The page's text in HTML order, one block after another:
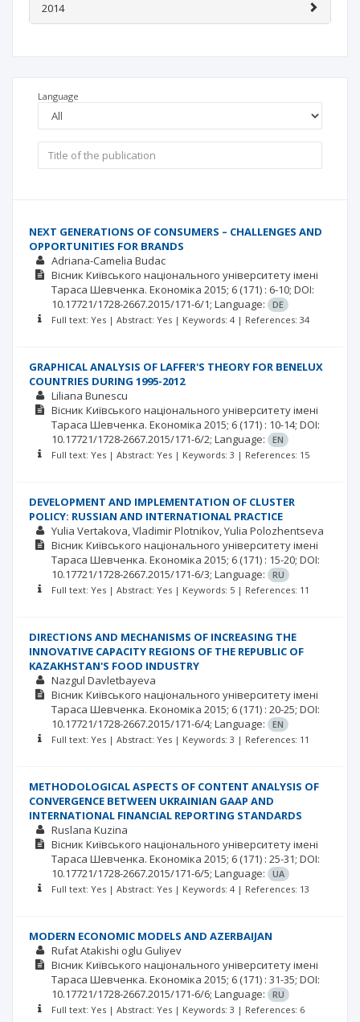
2014
Language
NEXT GENERATIONS OF CONSUMERS – CHALLENGES AND
OPPORTUNITIES FOR BRANDS
Adriana-Camelia Budac
Вісник Київського національного університету імені
Тараса Шевченка. Економіка 2015; 6 (171) : 6-10; DOI:
10.17721/1728-2667.2015/171-6/1; Language:
DE
Full text: Yes | Abstract: Yes | Keywords: 4 | References: 34
GRAPHICAL ANALYSIS OF LAFFER'S THEORY FOR BENELUX
COUNTRIES DURING 1995-2012
Liliana Bunescu
Вісник Київського національного університету імені
Тараса Шевченка. Економіка 2015; 6 (171) : 10-14; DOI:
10.17721/1728-2667.2015/171-6/2; Language:
EN
Full text: Yes | Abstract: Yes | Keywords: 3 | References: 15
DEVELOPMENT AND IMPLEMENTATION OF CLUSTER
POLICY: RUSSIAN AND INTERNATIONAL PRACTICE
Yulia Vertakova Vladimir Plotnikov Yulia Polozhentseva
Вісник Київського національного університету імені
Тараса Шевченка. Економіка 2015; 6 (171) : 15-20; DOI:
10.17721/1728-2667.2015/171-6/3; Language:
RU
Full text: Yes | Abstract: Yes | Keywords: 5 | References: 11
DIRECTIONS AND MECHANISMS OF INCREASING THE
INNOVATIVE CAPACITY REGIONS OF THE REPUBLIC OF
KAZAKHSTAN'S FOOD INDUSTRY
Nazgul Davletbayeva
Вісник Київського національного університету імені
Тараса Шевченка. Економіка 2015; 6 (171) : 20-25; DOI:
10.17721/1728-2667.2015/171-6/4; Language:
EN
Full text: Yes | Abstract: Yes | Keywords: 3 | References: 11
METHODOLOGICAL ASPECTS OF CONTENT ANALYSIS OF
CONVERGENCE BETWEEN UKRAINIAN GAAP AND
INTERNATIONAL FINANCIAL REPORTING STANDARDS
Ruslana Kuzina
Вісник Київського національного університету імені
Тараса Шевченка. Економіка 2015; 6 (171) : 25-31; DOI:
10.17721/1728-2667.2015/171-6/5; Language:
UA
Full text: Yes | Abstract: Yes | Keywords: 4 | References: 13
MODERN ECONOMIC MODELS AND AZERBAIJAN
Rufat Atakishi oglu Guliyev
Вісник Київського національного університету імені
Тараса Шевченка. Економіка 2015; 6 (171) : 31-35; DOI:
10.17721/1728-2667.2015/171-6/6; Language:
RU
Full text: Yes | Abstract: Yes | Keywords: 3 | References: 6